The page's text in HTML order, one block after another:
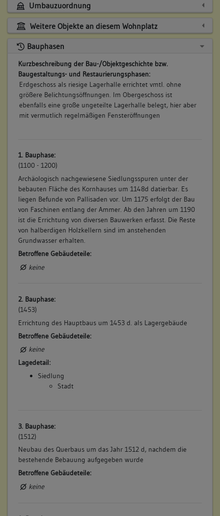
Umbauzuordnung
Weitere Objekte an diesem Wohnplatz
Bauphasen
Kurzbeschreibung der Bau-/Objektgeschichte bzw.
Baugestaltungs- und Restaurierungsphasen:
Erdgeschoss als riesige Lagerhalle errichtet vmtl. ohne
größere Belichtungsöffnungen. Im Obergeschoss ist
ebenfalls eine große ungeteilte Lagerhalle belegt, hier aber
mit vermutlich regelmäßigen Fensteröffnungen
1. Bauphase:
(1100 - 1200)
Archäologisch nachgewiesene Siedlungsspuren unter der
bebauten Fläche des Kornhauses um 1148d datierbar. Es
liegen Befunde von Pallisaden vor. Um 1175 erfolgt der Bau
von Faschinen entlang der Ammer. Ab den Jahren um 1190
ist die Errichtung von diversen Bauwerken erfasst. Die Reste
von halberdigen Holzkellern sind im anstehenden
Grundwasser erhalten.
Betroffene Gebäudeteile:
keine
2. Bauphase:
(1453)
Errichtung des Hauptbaus um 1453 d. als Lagergebäude
Betroffene Gebäudeteile:
keine
Lagedetail:
Siedlung
Stadt
3. Bauphase:
(1512)
Neubau des Querbaus um das Jahr 1512 d, nachdem die
bestehende Bebauung aufgegeben wurde
Betroffene Gebäudeteile:
keine